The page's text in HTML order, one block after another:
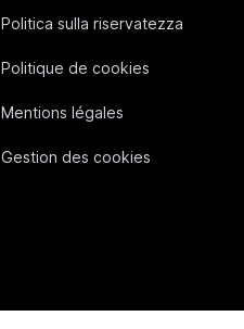
Politica sulla riservatezza
Politique de cookies
Mentions légales
Gestion des cookies